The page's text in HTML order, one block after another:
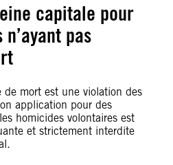
capitale pour
pas
de mort est une violation des
application pour des
homicides volontaires est
et strictement interdite